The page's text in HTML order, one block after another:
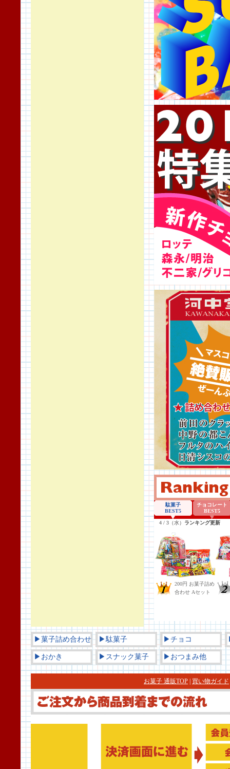
▶菓子詰め合わせ ▶駄菓子 ▶チョコ
▶おかき ▶スナック菓子 ▶おつまみ他
お菓子 通販TOP 買い物ガイド